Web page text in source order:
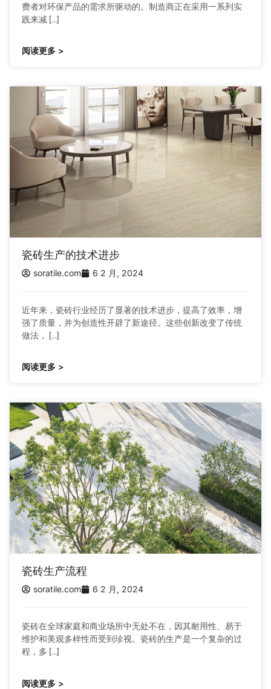
费者对环保产品的需求所驱动的。制造商正在采用一系列实
践来减 […]
阅读更多 >
瓷砖生产的技术进步
soratile.com 6 2 月, 2024
近年来，瓷砖行业经历了显著的技术进步，提高了效率，增
强了质量，并为创造性开辟了新途径。这些创新改变了传统
做法， […]
阅读更多 >
瓷砖生产流程
soratile.com 6 2 月, 2024
瓷砖在全球家庭和商业场所中无处不在，因其耐用性、易于
维护和美观多样性而受到珍视。瓷砖的生产是一个复杂的过
程，多 […]
阅读更多 >